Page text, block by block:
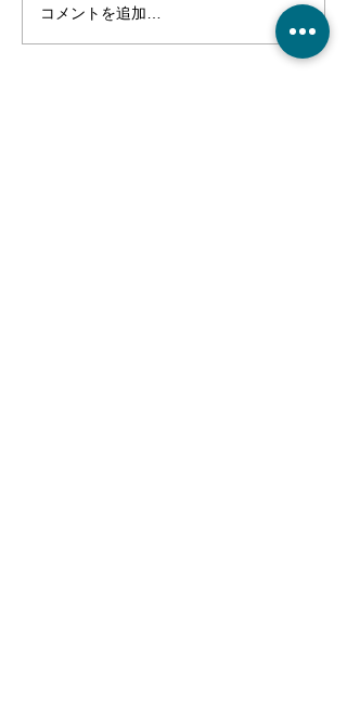
クリスマス会！～介護付
有料老人ホーム麻姑の離
コメントを追加…